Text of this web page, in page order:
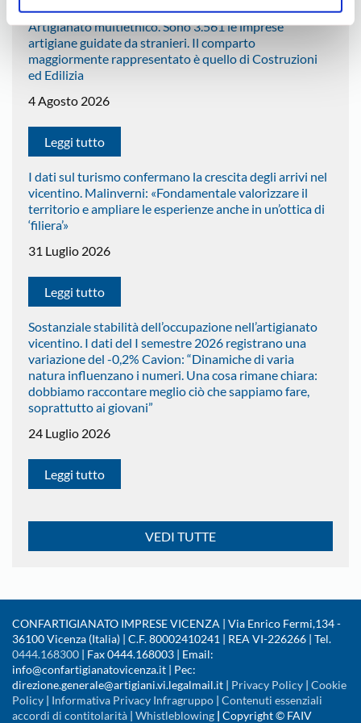
Artigianato multietnico. Sono 3.561 le imprese
artigiane guidate da stranieri. Il comparto
maggiormente rappresentato è quello di Costruzioni
ed Edilizia
4 Agosto 2026
Leggi tutto
I dati sul turismo confermano la crescita degli arrivi nel
vicentino. Malinverni: «Fondamentale valorizzare il
territorio e ampliare le esperienze anche in un’ottica di
‘filiera’»
31 Luglio 2026
Leggi tutto
Sostanziale stabilità dell’occupazione nell’artigianato
vicentino. I dati del I semestre 2026 registrano una
variazione del -0,2% Cavion: “Dinamiche di varia
natura influenzano i numeri. Una cosa rimane chiara:
dobbiamo raccontare meglio ciò che sappiamo fare,
soprattutto ai giovani”
24 Luglio 2026
Leggi tutto
VEDI TUTTE
CONFARTIGIANATO IMPRESE VICENZA | Via Enrico Fermi,134 -
36100 Vicenza (Italia) | C.F. 80002410241 | REA VI-226266 | Tel.
0444.168300 | Fax 0444.168003 | Email:
info@confartigianatovicenza.it | Pec:
direzione.generale@artigiani.vi.legalmail.it | Privacy Policy | Cookie
Policy | Informativa Privacy Infragruppo | Contenuti essenziali
accordi di contitolarità | Whistleblowing | Copyright © FAIV